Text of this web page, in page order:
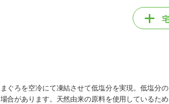
ぐろを空冷にて凍結させて低塩分を実現。低塩分
合があります。天然由来の原料を使用しているた